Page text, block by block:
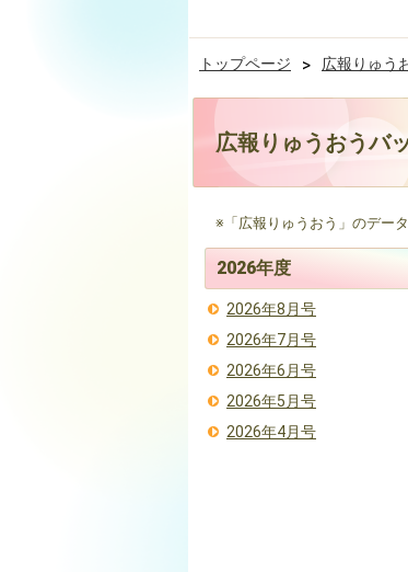
トップページ > 広報りゅう
広報りゅうおうバ
※「広報りゅうおう」のデータ
2026年度
2026年8月号
2026年7月号
2026年6月号
2026年5月号
2026年4月号